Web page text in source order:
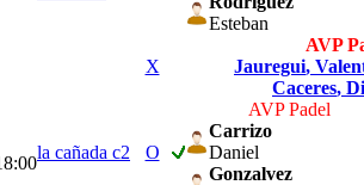
Esteban
X
AVP
Jauregui,
Caceres,
la cañada c2 O
AVP Padel
Carrizo
Daniel
Gonzalvez